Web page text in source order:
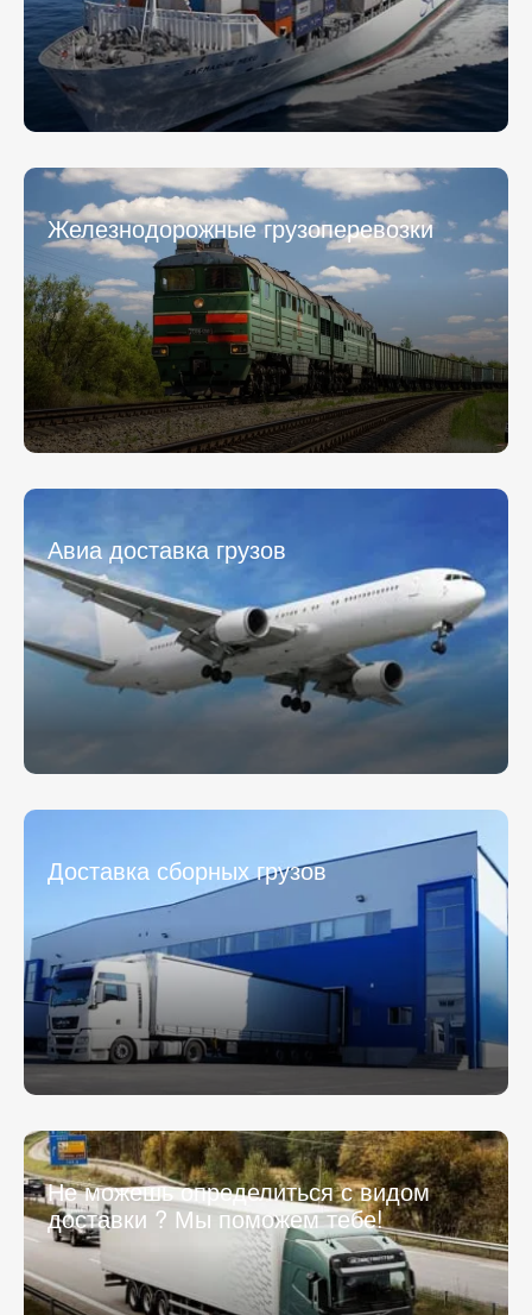
Железнодорожные грузоперевозки
Авиа доставка грузов
Доставка сборных грузов
Не можешь определиться с видом
доставки ? Мы поможем тебе!
E-mail
персональных данных.
* - обязательное поле
Отправить
E-mail
персональных данных.
* - обязательное поле
Отправить